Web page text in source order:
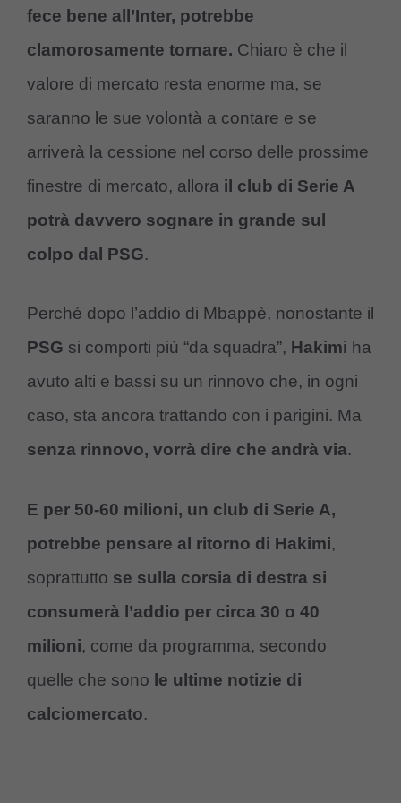
fece bene all’Inter, potrebbe
clamorosamente tornare. Chiaro è che il
valore di mercato resta enorme ma, se
saranno le sue volontà a contare e se
arriverà la cessione nel corso delle prossime
finestre di mercato, allora il club di Serie A
potrà davvero sognare in grande sul
colpo dal PSG.
Perché dopo l’addio di Mbappè, nonostante il
PSG si comporti più “da squadra”, Hakimi ha
avuto alti e bassi su un rinnovo che, in ogni
caso, sta ancora trattando con i parigini. Ma
senza rinnovo, vorrà dire che andrà via.
E per 50-60 milioni, un club di Serie A,
potrebbe pensare al ritorno di Hakimi,
soprattutto se sulla corsia di destra si
consumerà l’addio per circa 30 o 40
milioni, come da programma, secondo
quelle che sono le ultime notizie di
calciomercato.